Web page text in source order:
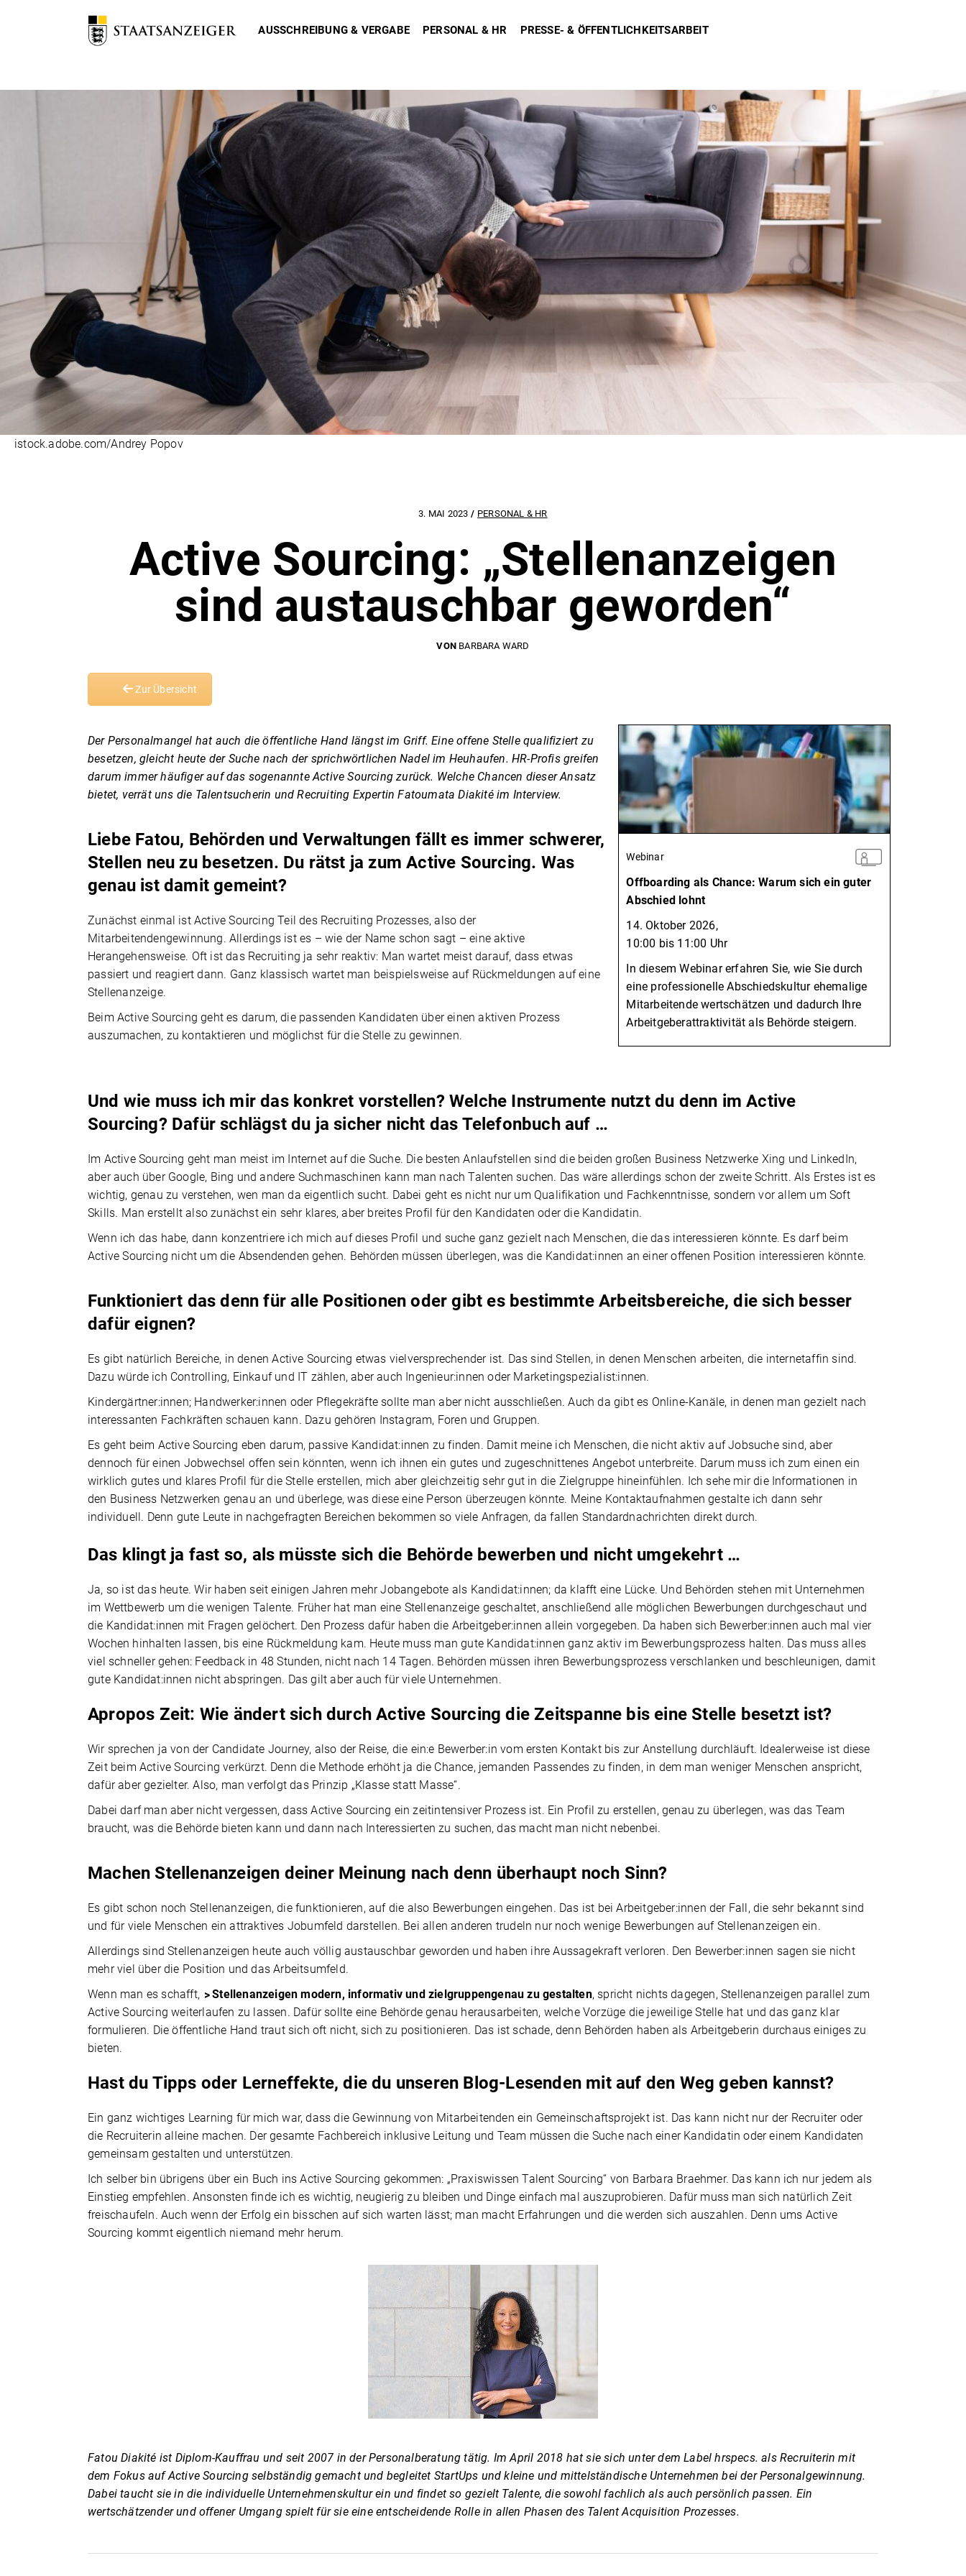
AUSSCHREIBUNG & VERGABE PERSONAL & HR PRESSE- & ÖFFENTLICHKEITSARBEIT
istock.adobe.com/Andrey Popov
3. MAI 2023 PERSONAL & HR
Active Sourcing: „Stellenanzeigen
sind austauschbar geworden“
VON BARBARA WARD
Zur Übersicht
Der Personalmangel hat auch die öffentliche Hand längst im Griff. Eine offene Stelle qualifiziert zu
besetzen, gleicht heute der Suche nach der sprichwörtlichen Nadel im Heuhaufen. HR-Profis greifen
darum immer häufiger auf das sogenannte Active Sourcing zurück. Welche Chancen dieser Ansatz
bietet, verrät uns die Talentsucherin und Recruiting Expertin Fatoumata Diakité im Interview.
Liebe Fatou, Behörden und Verwaltungen fällt es immer schwerer,
Stellen neu zu besetzen. Du rätst ja zum Active Sourcing. Was
genau ist damit gemeint?
Zunächst einmal ist Active Sourcing Teil des Recruiting Prozesses, also der
Mitarbeitendengewinnung. Allerdings ist es – wie der Name schon sagt – eine aktive
Herangehensweise. Oft ist das Recruiting ja sehr reaktiv: Man wartet meist darauf, dass etwas
passiert und reagiert dann. Ganz klassisch wartet man beispielsweise auf Rückmeldungen auf eine
Stellenanzeige.
Beim Active Sourcing geht es darum, die passenden Kandidaten über einen aktiven Prozess
auszumachen, zu kontaktieren und möglichst für die Stelle zu gewinnen.
Webinar
Offboarding als Chance: Warum sich ein guter
Abschied lohnt
14. Oktober 2026,
10:00 bis 11:00 Uhr
In diesem Webinar erfahren Sie, wie Sie durch
eine professionelle Abschiedskultur ehemalige
Mitarbeitende wertschätzen und dadurch Ihre
Arbeitgeberattraktivität als Behörde steigern.
Und wie muss ich mir das konkret vorstellen? Welche Instrumente nutzt du denn im Active
Sourcing? Dafür schlägst du ja sicher nicht das Telefonbuch auf …
Im Active Sourcing geht man meist im Internet auf die Suche. Die besten Anlaufstellen sind die beiden großen Business Netzwerke Xing und LinkedIn,
aber auch über Google, Bing und andere Suchmaschinen kann man nach Talenten suchen. Das wäre allerdings schon der zweite Schritt. Als Erstes ist es
wichtig, genau zu verstehen, wen man da eigentlich sucht. Dabei geht es nicht nur um Qualifikation und Fachkenntnisse, sondern vor allem um Soft
Skills. Man erstellt also zunächst ein sehr klares, aber breites Profil für den Kandidaten oder die Kandidatin.
Wenn ich das habe, dann konzentriere ich mich auf dieses Profil und suche ganz gezielt nach Menschen, die das interessieren könnte. Es darf beim
Active Sourcing nicht um die Absendenden gehen. Behörden müssen überlegen, was die Kandidat:innen an einer offenen Position interessieren könnte.
Funktioniert das denn für alle Positionen oder gibt es bestimmte Arbeitsbereiche, die sich besser
dafür eignen?
Es gibt natürlich Bereiche, in denen Active Sourcing etwas vielversprechender ist. Das sind Stellen, in denen Menschen arbeiten, die internetaffin sind.
Dazu würde ich Controlling, Einkauf und IT zählen, aber auch Ingenieur:innen oder Marketingspezialist:innen.
Kindergärtner:innen; Handwerker:innen oder Pflegekräfte sollte man aber nicht ausschließen. Auch da gibt es Online-Kanäle, in denen man gezielt nach
interessanten Fachkräften schauen kann. Dazu gehören Instagram, Foren und Gruppen.
Es geht beim Active Sourcing eben darum, passive Kandidat:innen zu finden. Damit meine ich Menschen, die nicht aktiv auf Jobsuche sind, aber
dennoch für einen Jobwechsel offen sein könnten, wenn ich ihnen ein gutes und zugeschnittenes Angebot unterbreite. Darum muss ich zum einen ein
wirklich gutes und klares Profil für die Stelle erstellen, mich aber gleichzeitig sehr gut in die Zielgruppe hineinfühlen. Ich sehe mir die Informationen in
den Business Netzwerken genau an und überlege, was diese eine Person überzeugen könnte. Meine Kontaktaufnahmen gestalte ich dann sehr
individuell. Denn gute Leute in nachgefragten Bereichen bekommen so viele Anfragen, da fallen Standardnachrichten direkt durch.
Das klingt ja fast so, als müsste sich die Behörde bewerben und nicht umgekehrt …
Ja, so ist das heute. Wir haben seit einigen Jahren mehr Jobangebote als Kandidat:innen; da klafft eine Lücke. Und Behörden stehen mit Unternehmen
im Wettbewerb um die wenigen Talente. Früher hat man eine Stellenanzeige geschaltet, anschließend alle möglichen Bewerbungen durchgeschaut und
die Kandidat:innen mit Fragen gelöchert. Den Prozess dafür haben die Arbeitgeber:innen allein vorgegeben. Da haben sich Bewerber:innen auch mal vier
Wochen hinhalten lassen, bis eine Rückmeldung kam. Heute muss man gute Kandidat:innen ganz aktiv im Bewerbungsprozess halten. Das muss alles
viel schneller gehen: Feedback in 48 Stunden, nicht nach 14 Tagen. Behörden müssen ihren Bewerbungsprozess verschlanken und beschleunigen, damit
gute Kandidat:innen nicht abspringen. Das gilt aber auch für viele Unternehmen.
Apropos Zeit: Wie ändert sich durch Active Sourcing die Zeitspanne bis eine Stelle besetzt ist?
Wir sprechen ja von der Candidate Journey, also der Reise, die ein:e Bewerber:in vom ersten Kontakt bis zur Anstellung durchläuft. Idealerweise ist diese
Zeit beim Active Sourcing verkürzt. Denn die Methode erhöht ja die Chance, jemanden Passendes zu finden, in dem man weniger Menschen anspricht,
dafür aber gezielter. Also, man verfolgt das Prinzip „Klasse statt Masse“.
Dabei darf man aber nicht vergessen, dass Active Sourcing ein zeitintensiver Prozess ist. Ein Profil zu erstellen, genau zu überlegen, was das Team
braucht, was die Behörde bieten kann und dann nach Interessierten zu suchen, das macht man nicht nebenbei.
Machen Stellenanzeigen deiner Meinung nach denn überhaupt noch Sinn?
Es gibt schon noch Stellenanzeigen, die funktionieren, auf die also Bewerbungen eingehen. Das ist bei Arbeitgeber:innen der Fall, die sehr bekannt sind
und für viele Menschen ein attraktives Jobumfeld darstellen. Bei allen anderen trudeln nur noch wenige Bewerbungen auf Stellenanzeigen ein.
Allerdings sind Stellenanzeigen heute auch völlig austauschbar geworden und haben ihre Aussagekraft verloren. Den Bewerber:innen sagen sie nicht
mehr viel über die Position und das Arbeitsumfeld.
Wenn man es schafft,
Stellenanzeigen modern, informativ und zielgruppengenau zu gestalten, spricht nichts dagegen, Stellenanzeigen parallel zum
Active Sourcing weiterlaufen zu lassen. Dafür sollte eine Behörde genau herausarbeiten, welche Vorzüge die jeweilige Stelle hat und das ganz klar
formulieren. Die öffentliche Hand traut sich oft nicht, sich zu positionieren. Das ist schade, denn Behörden haben als Arbeitgeberin durchaus einiges zu
bieten.
Hast du Tipps oder Lerneffekte, die du unseren Blog-Lesenden mit auf den Weg geben kannst?
Ein ganz wichtiges Learning für mich war, dass die Gewinnung von Mitarbeitenden ein Gemeinschaftsprojekt ist. Das kann nicht nur der Recruiter oder
die Recruiterin alleine machen. Der gesamte Fachbereich inklusive Leitung und Team müssen die Suche nach einer Kandidatin oder einem Kandidaten
gemeinsam gestalten und unterstützen.
Ich selber bin übrigens über ein Buch ins Active Sourcing gekommen: „Praxiswissen Talent Sourcing“ von Barbara Braehmer. Das kann ich nur jedem als
Einstieg empfehlen. Ansonsten finde ich es wichtig, neugierig zu bleiben und Dinge einfach mal auszuprobieren. Dafür muss man sich natürlich Zeit
freischaufeln. Auch wenn der Erfolg ein bisschen auf sich warten lässt; man macht Erfahrungen und die werden sich auszahlen. Denn ums Active
Sourcing kommt eigentlich niemand mehr herum.
Fatou Diakité ist Diplom-Kauffrau und seit 2007 in der Personalberatung tätig. Im April 2018 hat sie sich unter dem Label hrspecs. als Recruiterin mit
dem Fokus auf Active Sourcing selbständig gemacht und begleitet StartUps und kleine und mittelständische Unternehmen bei der Personalgewinnung.
Dabei taucht sie in die individuelle Unternehmenskultur ein und findet so gezielt Talente, die sowohl fachlich als auch persönlich passen. Ein
wertschätzender und offener Umgang spielt für sie eine entscheidende Rolle in allen Phasen des Talent Acquisition Prozesses.